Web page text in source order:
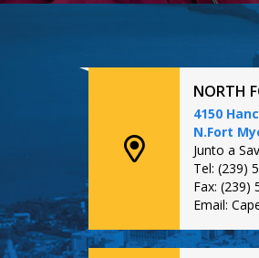
NORTH
4150
N.Fort
Junto a
Tel: (239)
Fax: (239)
Email: